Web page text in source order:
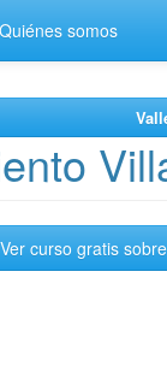
Quiénes somos
Ver curso gratis